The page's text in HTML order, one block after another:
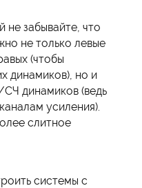
не забывайте, что
не только левые
(чтобы
динамиков), но и
динамиков (ведь
усиления).
слитное
системы с